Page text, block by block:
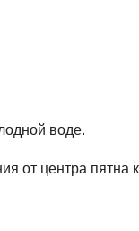
воде.
от центра пятна к